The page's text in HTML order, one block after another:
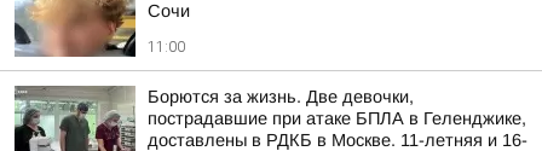
Сочи
11:00
Борются за жизнь. Две девочки,
пострадавшие при атаке БПЛА в Геленджике,
доставлены в РДКБ в Москве. 11-летняя и 16-